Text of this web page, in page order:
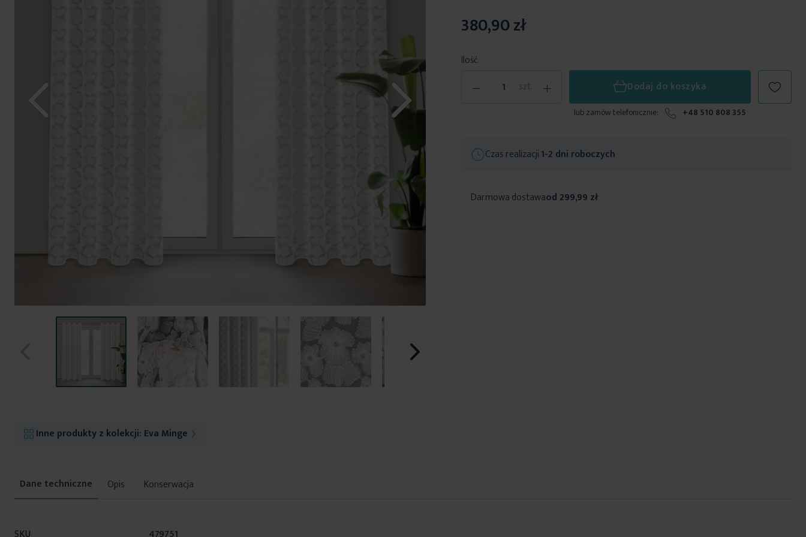
początek
galerii
Ilość
- szt. +
380,90 zł
Dodaj do koszyka
lub zamów telefonicznie: +48 510 808 355
Czas realizacji1-2 dni roboczych
Darmowa dostawaod 299,99 zł
Inne produkty z kolekcji: Eva Minge
Opis Konserwacja
Więcej